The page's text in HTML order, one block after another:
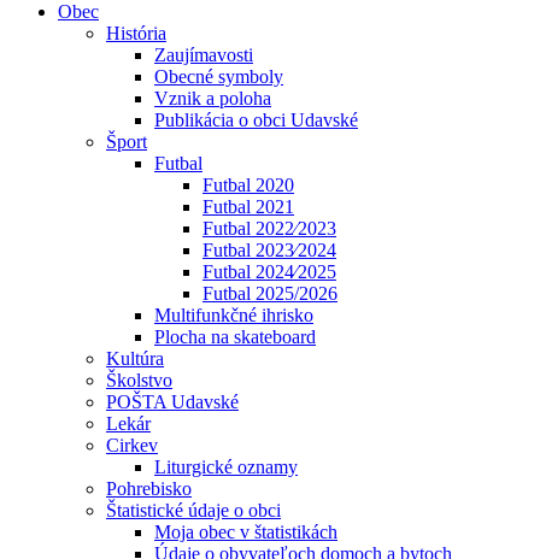
Obec
História
Zaujímavosti
Obecné symboly
Vznik a poloha
Publikácia o obci Udavské
Šport
Futbal
Futbal 2020
Futbal 2021
Futbal 2022⁄2023
Futbal 2023⁄2024
Futbal 2024⁄2025
Futbal 2025/2026
Multifunkčné ihrisko
Plocha na skateboard
Kultúra
Školstvo
POŠTA Udavské
Lekár
Cirkev
Liturgické oznamy
Pohrebisko
Štatistické údaje o obci
Moja obec v štatistikách
Údaje o obyvateľoch domoch a bytoch